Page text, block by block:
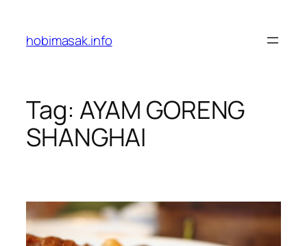
content
hobimasak.info
Tag: AYAM GORENG
SHANGHAI